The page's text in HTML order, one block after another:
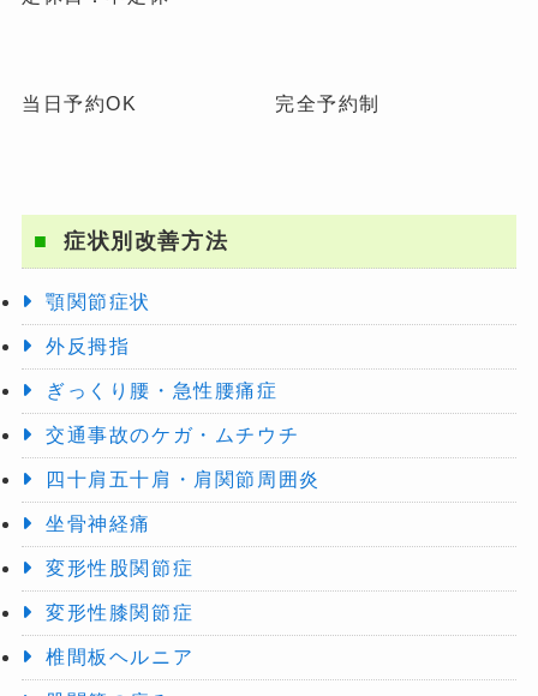
当日予約OK 完全予約制
症状別改善方法
顎関節症状
外反拇指
ぎっくり腰・急性腰痛症
交通事故のケガ・ムチウチ
四十肩五十肩・肩関節周囲炎
坐骨神経痛
変形性股関節症
変形性膝関節症
椎間板ヘルニア